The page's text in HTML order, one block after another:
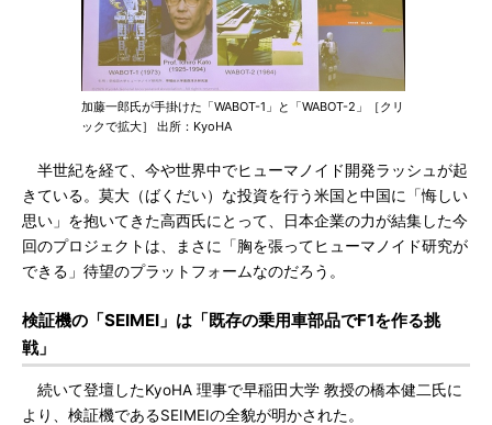
加藤一郎氏が手掛けた「WABOT-1」と「WABOT-2」［クリ
ックで拡大］ 出所：KyoHA
半世紀を経て、今や世界中でヒューマノイド開発ラッシュが起
きている。莫大（ばくだい）な投資を行う米国と中国に「悔しい
思い」を抱いてきた高西氏にとって、日本企業の力が結集した今
回のプロジェクトは、まさに「胸を張ってヒューマノイド研究が
できる」待望のプラットフォームなのだろう。
検証機の「SEIMEI」は「既存の乗用車部品でF1を作る挑
戦」
続いて登壇したKyoHA 理事で早稲田大学 教授の橋本健二氏に
より、検証機であるSEIMEIの全貌が明かされた。